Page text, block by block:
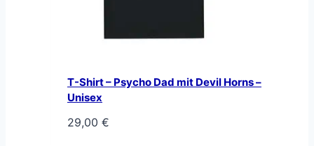
T-Shirt – Psycho Dad mit Devil Horns –
Unisex
29,00 €